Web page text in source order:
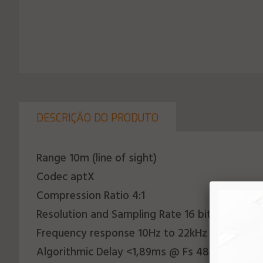
DESCRIÇÄO DO PRODUTO
Range 10m (line of sight)
Codec aptX
Compression Ratio 4:1
Resolution and Sampling Rate 16 bits -
Frequency response 10Hz to 22kHz
Algorithmic Delay <1,89ms @ Fs 48KHz